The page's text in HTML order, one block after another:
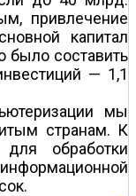
привлечение
капитал
было составить
— 1,1
мы
странам. К
обработки